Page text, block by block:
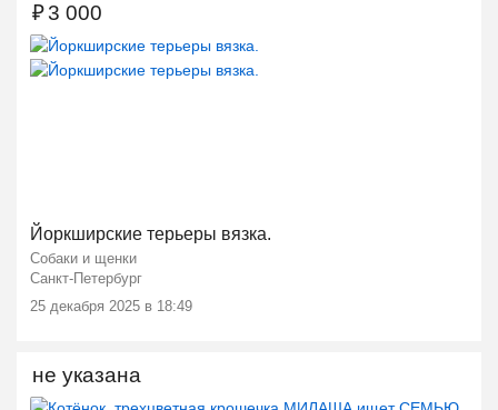
Йоркширские терьеры вязка.
Собаки и щенки
Санкт-Петербург
25 декабря 2025 в 18:49
₽3 000
не указана